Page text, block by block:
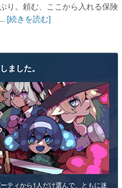
り。頼む、ここから入れる保険
[続きを読む]
ました。
ティから1人だけ選んで、ともに迷